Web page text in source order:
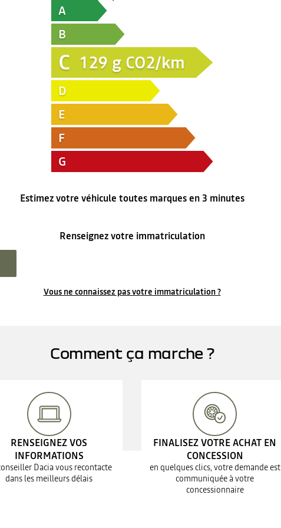
A
B
C 129 g CO2/km
D
E
F
G
Estimez votre véhicule toutes marques en 3 minutes
Renseignez votre immatriculation
Vous ne connaissez pas votre immatriculation ?
Comment ça marche ?
RENSEIGNEZ VOS
INFORMATIONS
Dacia vous recontacte
dans les meilleurs délais
FINALISEZ VOTRE ACHAT EN
CONCESSION
en quelques clics, votre demande est
communiquée à votre
concessionnaire